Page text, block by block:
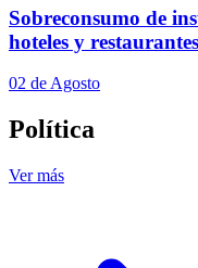
Sobreconsumo de
hoteles y
02 de Agosto
Política
Ver más